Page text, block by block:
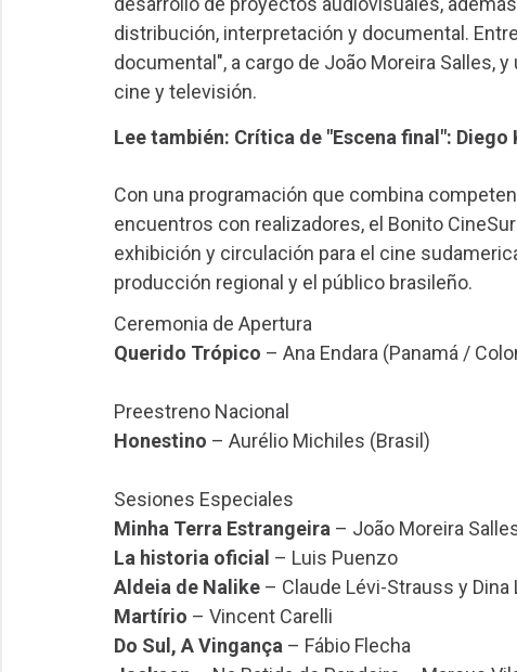
distribución, interpretación y documental.
documental", a cargo de João Moreira Salles,
cine y televisión.
Lee también: Crítica de "Escena final":
Con una programación que combina
encuentros con realizadores, el Bonito
exhibición y circulación para el cine
producción regional y el público brasileño.
Ceremonia de Apertura
Querido Trópico – Ana Endara (Panamá /
Preestreno Nacional
Honestino – Aurélio Michiles (Brasil)
Sesiones Especiales
Minha Terra Estrangeira – João Moreira
La historia oficial – Luis Puenzo
Aldeia de Nalike – Claude Lévi-Strauss y Dina
Martírio – Vincent Carelli
Do Sul, A Vingança – Fábio Flecha